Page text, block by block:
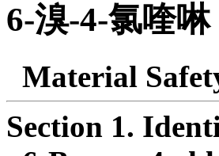
6-溴-4-氯喹啉
Material
Section 1.